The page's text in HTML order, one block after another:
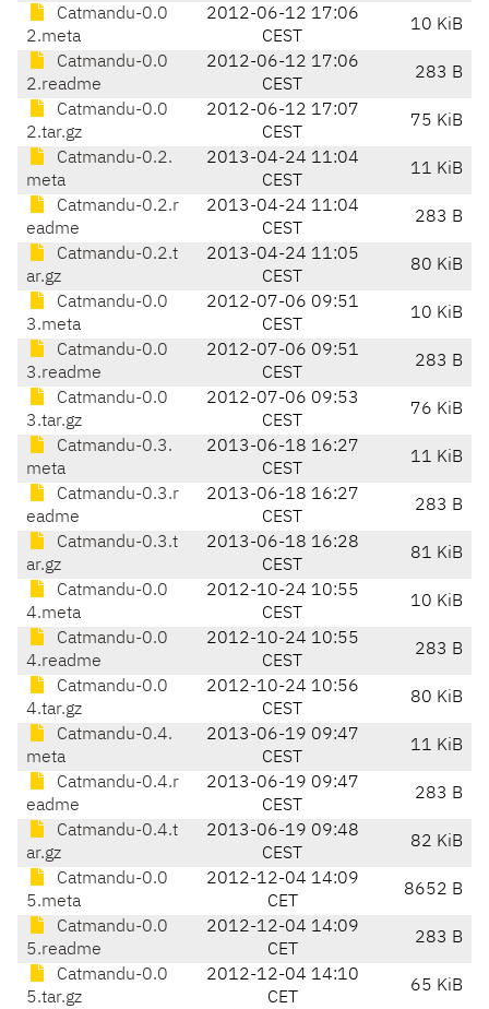
Catmandu-0.0
2.meta
2012-06-12 17:06
CEST
10 KiB
Catmandu-0.0
2.readme
2012-06-12 17:06
CEST
283 B
Catmandu-0.0
2.tar.gz
2012-06-12 17:07
CEST
75 KiB
Catmandu-0.2.
meta
2013-04-24 11:04
CEST
11 KiB
Catmandu-0.2.r
eadme
2013-04-24 11:04
CEST
283 B
Catmandu-0.2.t
ar.gz
2013-04-24 11:05
CEST
80 KiB
Catmandu-0.0
3.meta
2012-07-06 09:51
CEST
10 KiB
Catmandu-0.0
3.readme
2012-07-06 09:51
CEST
283 B
Catmandu-0.0
3.tar.gz
2012-07-06 09:53
CEST
76 KiB
Catmandu-0.3.
meta
2013-06-18 16:27
CEST
11 KiB
Catmandu-0.3.r
eadme
2013-06-18 16:27
CEST
283 B
Catmandu-0.3.t
ar.gz
2013-06-18 16:28
CEST
81 KiB
Catmandu-0.0
4.meta
2012-10-24 10:55
CEST
10 KiB
Catmandu-0.0
4.readme
2012-10-24 10:55
CEST
283 B
Catmandu-0.0
4.tar.gz
2012-10-24 10:56
CEST
80 KiB
Catmandu-0.4.
meta
2013-06-19 09:47
CEST
11 KiB
Catmandu-0.4.r
eadme
2013-06-19 09:47
CEST
283 B
Catmandu-0.4.t
ar.gz
2013-06-19 09:48
CEST
82 KiB
Catmandu-0.0
5.meta
2012-12-04 14:09
CET
8652 B
Catmandu-0.0
5.readme
2012-12-04 14:09
CET
283 B
Catmandu-0.0
5.tar.gz
2012-12-04 14:10
CET
65 KiB